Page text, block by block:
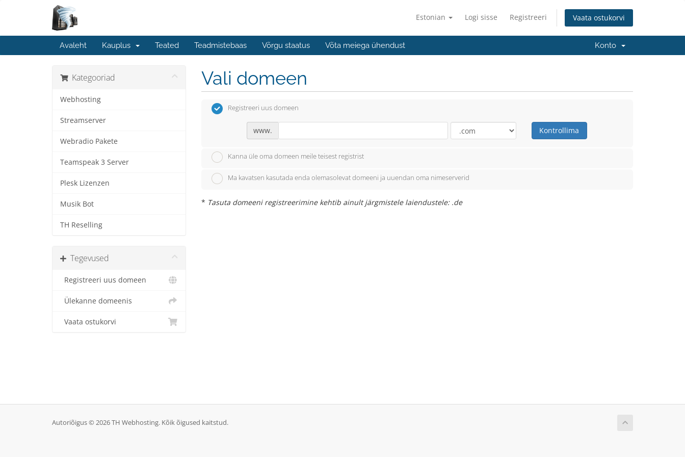
Estonian Logi sisse Registreeri Vaata ostukorvi
Avaleht Kauplus Teated Teadmistebaas Võrgu staatus Võta meiega ühendust Konto
Kategooriad
Webhosting
Streamserver
Webradio Pakete
Teamspeak 3 Server
Plesk Lizenzen
Musik Bot
TH Reselling
Tegevused
Registreeri uus domeen
Ülekanne domeenis
Vaata ostukorvi
Vali domeen
Registreeri uus domeen
www. Kontrollima
Kanna üle oma domeen meile teisest registrist
Ma kavatsen kasutada enda olemasolevat domeeni ja uuendan oma nimeserverid
* Tasuta domeeni registreerimine kehtib ainult järgmistele laiendustele: .de
Autoriõigus © 2026 TH Webhosting. Kõik õigused kaitstud.